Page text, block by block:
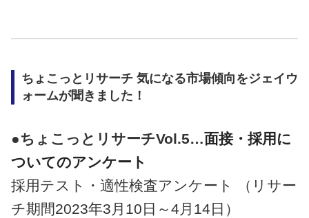
ちょこっとリサーチ 気になる市場傾向をジェイウ
ォームが聞きました！
●ちょこっとリサーチVol.5…面接・採用に
ついてのアンケート
採用テスト・適性検査アンケート （リサー
チ期間2023年3月10日～4月14日）